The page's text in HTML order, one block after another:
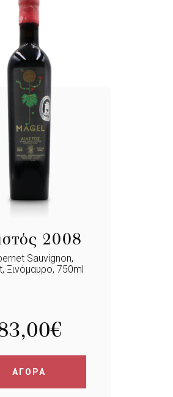
2008
Sauvignon,
Ξινόμαυρο, 750ml
€
ΑΓΟΡΑ